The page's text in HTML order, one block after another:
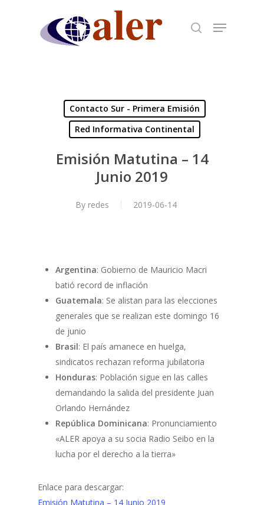
Contacto Sur - Primera Emisión
Red Informativa Continental
Emisión Matutina – 14
Junio 2019
By redes 2019-06-14
Argentina: Gobierno de Mauricio Macri
batió record de inflación
Guatemala: Se alistan para las elecciones
generales que se realizan este domingo 16
de junio
Brasil: El país amanece en huelga,
sindicatos rechazan reforma jubilatoria
Honduras: Población sigue en las calles
demandando la salida del presidente Juan
Orlando Hernández
República Dominicana: Pronunciamiento
«ALER apoya a su socia Radio Seibo en la
lucha por el derecho a la tierra»
Enlace para descargar:
Emisión Matutina – 14 Junio 2019